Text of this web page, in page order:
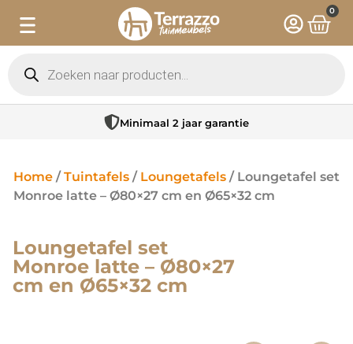
0
Minimaal 2 jaar garantie
Home /Tuintafels / Loungetafels / Loungetafel set
Monroe latte – Ø80×27 cm en Ø65×32 cm
Loungetafel set
Monroe latte – Ø80×27
cm en Ø65×32 cm